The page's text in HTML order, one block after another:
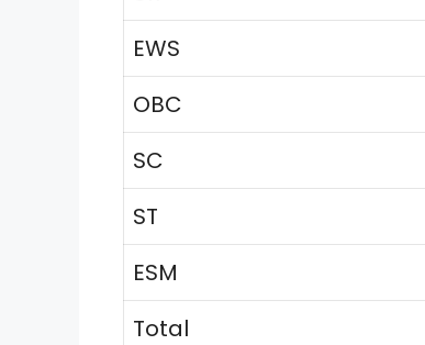
EWS
OBC
SC
ST
ESM
Total